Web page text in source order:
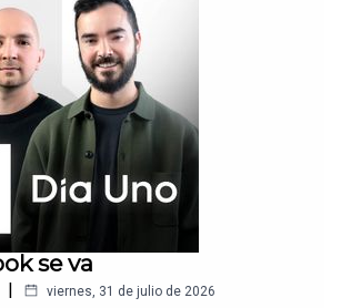
se va
| viernes, 31 de julio de 2026